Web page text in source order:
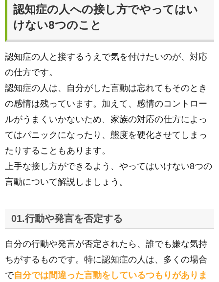
認知症の人への接し方でやってはい
けない8つのこと
認知症の人と接するうえで気を付けたいのが、対応
の仕方です。
認知症の人は、自分がした言動は忘れてもそのとき
の感情は残っています。加えて、感情のコントロー
ルがうまくいかないため、家族の対応の仕方によっ
てはパニックになったり、態度を硬化させてしまっ
たりすることもあります。
上手な接し方ができるよう、やってはいけない8つの
言動について解説しましょう。
01.行動や発言を否定する
自分の行動や発言が否定されたら、誰でも嫌な気持
ちがするものです。特に認知症の人は、多くの場合
で自分では間違った言動をしているつもりがありま